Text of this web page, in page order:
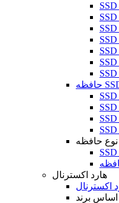
هارد اکسترنال
اکسترنال
اساس برند